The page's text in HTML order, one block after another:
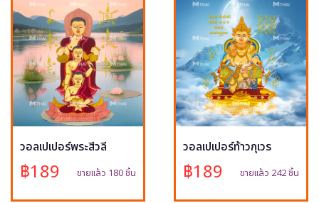
วอลเปเปอร์พระสีวลี
฿189 ขายแล้ว 180 ชิ้น
วอลเปเปอร์ท้าวกุเวร
฿189 ขายแล้ว 242 ชิ้น